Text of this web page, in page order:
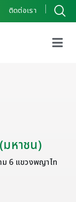
ติดต่อเรา
หาชน)
ม 6 แขวงพญาไท